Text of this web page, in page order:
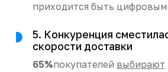
приходится быть
5. Конкуренция
скорости доставки
65%покупателей выбирают